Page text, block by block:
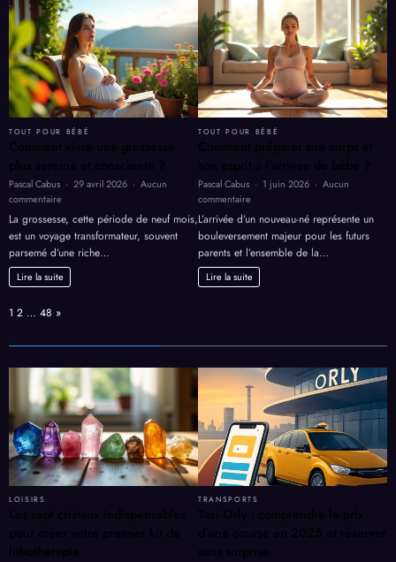
pas
en
TOUT POUR BÉBÉ
Comment vivre une grossesse
plus sereine et consciente ?
Pascal Cabus 29 avril 2026
Aucun
commentaire
Comment
vivre
une
grossesse
plus
sereine
La grossesse, cette période de neuf mois,
est un voyage transformateur, souvent
parsemé d’une riche…
Lire la suite
TOUT POUR BÉBÉ
Comment préparer son corps et
son esprit à l’arrivée de bébé ?
Pascal Cabus 1 juin 2026
Aucun
commentaire
son
corps
et
son
de
?
L’arrivée d’un nouveau-né représente un
bouleversement majeur pour les futurs
parents et l’ensemble de la…
Lire la suite
Page:
1 2 … 48 Next
»
LOISIRS
Les sept cristaux indispensables
pour créer votre premier kit de
lithothérapie
TRANSPORTS
Taxi Orly : comprendre le prix
d’une course en 2025 et réserver
sans surprise